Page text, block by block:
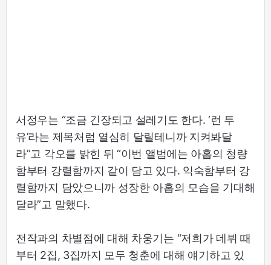
서정우는 “조금 긴장되고 설레기도 한다. ‘런 투
유’라는 제목처럼 열심히 달릴테니까 지켜봐달
라”고 각오를 밝힌 뒤 “이번 앨범에는 아홉의 청량
함부터 강렬함까지 같이 담고 있다. 익숙함부터 강
렬함까지 담았으니까 성장한 아홉의 모습을 기대해
달라”고 말했다.
전작과의 차별점에 대해 차웅기는 “저희가 데뷔 때
부터 2집, 3집까지 모두 청춘에 대해 얘기하고 있